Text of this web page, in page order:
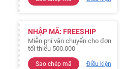
NHẬP MÃ: FREESHIP
Miễn phí vận chuyển cho đơn
tối thiểu 500.000
Sao chép mã Điều kiện